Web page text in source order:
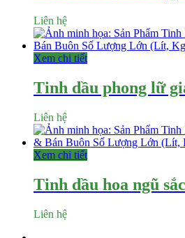
Liên hệ
Xem chi tiết
Tinh dầu phong lữ
Liên hệ
Xem chi tiết
Tinh dầu hoa ngũ
Liên hệ